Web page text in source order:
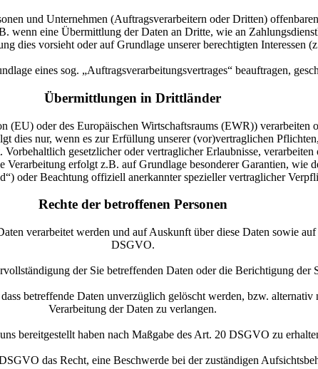
und Unternehmen (Auftragsverarbeitern oder Dritten)
wenn eine Übermittlung der Daten an Dritte, wie an
dies vorsieht oder auf Grundlage unserer berechtigten Interessen
eines sog. „Auftragsverarbeitungsvertrages“ beauftragen,
Übermittlungen in Drittländer
oder des Europäischen Wirtschaftsraums (EWR)) verarbeiten
dies nur, wenn es zur Erfüllung unserer (vor)vertraglichen
gesetzlicher oder vertraglicher Erlaubnisse,
erfolgt z.B. auf Grundlage besonderer Garantien, wie
oder Beachtung offiziell anerkannter spezieller vertraglicher
Rechte der betroffenen Personen
verarbeitet werden und auf Auskunft über diese Daten sowie
DSGVO.
der Sie betreffenden Daten oder die Berichtigung der
betreffende Daten unverzüglich gelöscht werden, bzw.
Verarbeitung der Daten zu verlangen.
bereitgestellt haben nach Maßgabe des Art. 20 DSGVO zu
das Recht, eine Beschwerde bei der zuständigen